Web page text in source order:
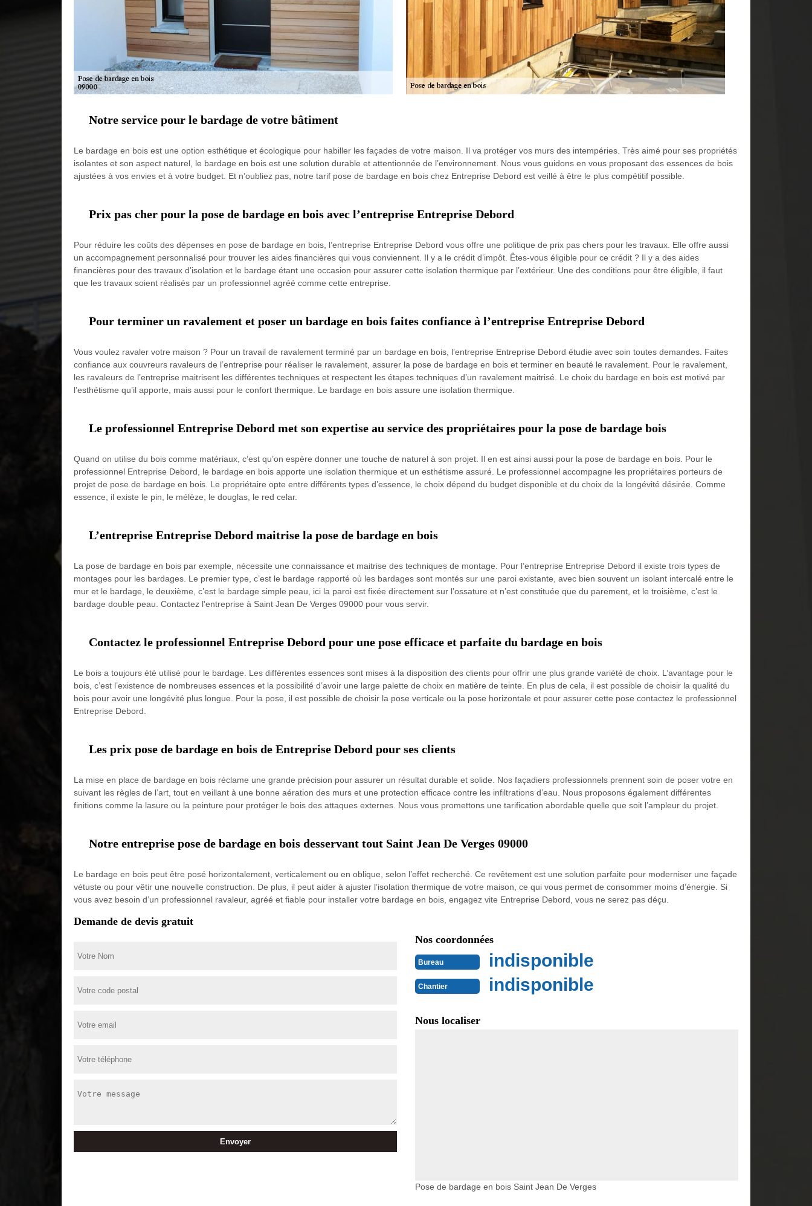
Notre service pour le bardage de votre bâtiment
Le bardage en bois est une option esthétique et écologique pour habiller les façades de votre maison. Il va protéger vos murs des intempéries. Très aimé pour ses propriétés
isolantes et son aspect naturel, le bardage en bois est une solution durable et attentionnée de l’environnement. Nous vous guidons en vous proposant des essences de bois
ajustées à vos envies et à votre budget. Et n’oubliez pas, notre tarif pose de bardage en bois chez Entreprise Debord est veillé à être le plus compétitif possible.
Prix pas cher pour la pose de bardage en bois avec l’entreprise Entreprise Debord
Pour réduire les coûts des dépenses en pose de bardage en bois, l’entreprise Entreprise Debord vous offre une politique de prix pas chers pour les travaux. Elle offre aussi
un accompagnement personnalisé pour trouver les aides financières qui vous conviennent. Il y a le crédit d’impôt. Êtes-vous éligible pour ce crédit ? Il y a des aides
financières pour des travaux d’isolation et le bardage étant une occasion pour assurer cette isolation thermique par l’extérieur. Une des conditions pour être éligible, il faut
que les travaux soient réalisés par un professionnel agréé comme cette entreprise.
Pour terminer un ravalement et poser un bardage en bois faites confiance à l’entreprise Entreprise Debord
Vous voulez ravaler votre maison ? Pour un travail de ravalement terminé par un bardage en bois, l’entreprise Entreprise Debord étudie avec soin toutes demandes. Faites
confiance aux couvreurs ravaleurs de l’entreprise pour réaliser le ravalement, assurer la pose de bardage en bois et terminer en beauté le ravalement. Pour le ravalement,
les ravaleurs de l’entreprise maitrisent les différentes techniques et respectent les étapes techniques d’un ravalement maitrisé. Le choix du bardage en bois est motivé par
l’esthétisme qu’il apporte, mais aussi pour le confort thermique. Le bardage en bois assure une isolation thermique.
Le professionnel Entreprise Debord met son expertise au service des propriétaires pour la pose de bardage bois
Quand on utilise du bois comme matériaux, c’est qu’on espère donner une touche de naturel à son projet. Il en est ainsi aussi pour la pose de bardage en bois. Pour le
professionnel Entreprise Debord, le bardage en bois apporte une isolation thermique et un esthétisme assuré. Le professionnel accompagne les propriétaires porteurs de
projet de pose de bardage en bois. Le propriétaire opte entre différents types d’essence, le choix dépend du budget disponible et du choix de la longévité désirée. Comme
essence, il existe le pin, le mélèze, le douglas, le red celar.
L’entreprise Entreprise Debord maitrise la pose de bardage en bois
La pose de bardage en bois par exemple, nécessite une connaissance et maitrise des techniques de montage. Pour l’entreprise Entreprise Debord il existe trois types de
montages pour les bardages. Le premier type, c’est le bardage rapporté où les bardages sont montés sur une paroi existante, avec bien souvent un isolant intercalé entre le
mur et le bardage, le deuxième, c’est le bardage simple peau, ici la paroi est fixée directement sur l’ossature et n’est constituée que du parement, et le troisième, c’est le
bardage double peau. Contactez l'entreprise à Saint Jean De Verges 09000 pour vous servir.
Contactez le professionnel Entreprise Debord pour une pose efficace et parfaite du bardage en bois
Le bois a toujours été utilisé pour le bardage. Les différentes essences sont mises à la disposition des clients pour offrir une plus grande variété de choix. L’avantage pour le
bois, c’est l’existence de nombreuses essences et la possibilité d’avoir une large palette de choix en matière de teinte. En plus de cela, il est possible de choisir la qualité du
bois pour avoir une longévité plus longue. Pour la pose, il est possible de choisir la pose verticale ou la pose horizontale et pour assurer cette pose contactez le professionnel
Entreprise Debord.
Les prix pose de bardage en bois de Entreprise Debord pour ses clients
La mise en place de bardage en bois réclame une grande précision pour assurer un résultat durable et solide. Nos façadiers professionnels prennent soin de poser votre en
suivant les règles de l’art, tout en veillant à une bonne aération des murs et une protection efficace contre les infiltrations d’eau. Nous proposons également différentes
finitions comme la lasure ou la peinture pour protéger le bois des attaques externes. Nous vous promettons une tarification abordable quelle que soit l’ampleur du projet.
Notre entreprise pose de bardage en bois desservant tout Saint Jean De Verges 09000
Le bardage en bois peut être posé horizontalement, verticalement ou en oblique, selon l’effet recherché. Ce revêtement est une solution parfaite pour moderniser une façade
vétuste ou pour vêtir une nouvelle construction. De plus, il peut aider à ajuster l’isolation thermique de votre maison, ce qui vous permet de consommer moins d’énergie. Si
vous avez besoin d’un professionnel ravaleur, agréé et fiable pour installer votre bardage en bois, engagez vite Entreprise Debord, vous ne serez pas déçu.
Demande de devis gratuit
Nos coordonnées
Bureau indisponible
Chantier indisponible
Nous localiser
Pose de bardage en bois Saint Jean De Verges